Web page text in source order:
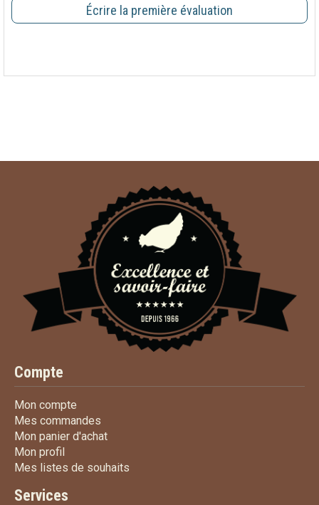
Écrire la première évaluation
Compte
Mon compte
Mes commandes
Mon panier d'achatMon panier d'achat
Mon profil
Mes listes de souhaits
Services